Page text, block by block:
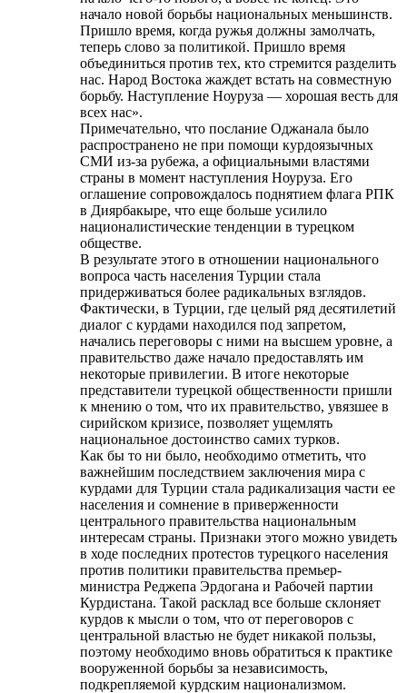
начало новой борьбы национальных меньшинств.
Пришло время, когда ружья должны замолчать,
теперь слово за политикой. Пришло время
объединиться против тех, кто стремится разделить
нас. Народ Востока жаждет встать на совместную
борьбу. Наступление Ноуруза — хорошая весть для
всех нас».
Примечательно, что послание Оджанала было
распространено не при помощи курдоязычных
СМИ из-за рубежа, а официальными властями
страны в момент наступления Ноуруза. Его
оглашение сопровождалось поднятием флага РПК
в Диярбакыре, что еще больше усилило
националистические тенденции в турецком
обществе.
В результате этого в отношении национального
вопроса часть населения Турции стала
придерживаться более радикальных взглядов.
Фактически, в Турции, где целый ряд десятилетий
диалог с курдами находился под запретом,
начались переговоры с ними на высшем уровне, а
правительство даже начало предоставлять им
некоторые привилегии. В итоге некоторые
представители турецкой общественности пришли
к мнению о том, что их правительство, увязшее в
сирийском кризисе, позволяет ущемлять
национальное достоинство самих турков.
Как бы то ни было, необходимо отметить, что
важнейшим последствием заключения мира с
курдами для Турции стала радикализация части ее
населения и сомнение в приверженности
центрального правительства национальным
интересам страны. Признаки этого можно увидеть
в ходе последних протестов турецкого населения
против политики правительства премьер-
министра Реджепа Эрдогана и Рабочей партии
Курдистана. Такой расклад все больше склоняет
курдов к мысли о том, что от переговоров с
центральной властью не будет никакой пользы,
поэтому необходимо вновь обратиться к практике
вооруженной борьбы за независимость,
подкрепляемой курдским национализмом.